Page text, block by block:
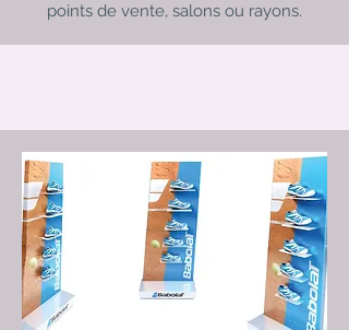
points de vente, salons ou rayons.